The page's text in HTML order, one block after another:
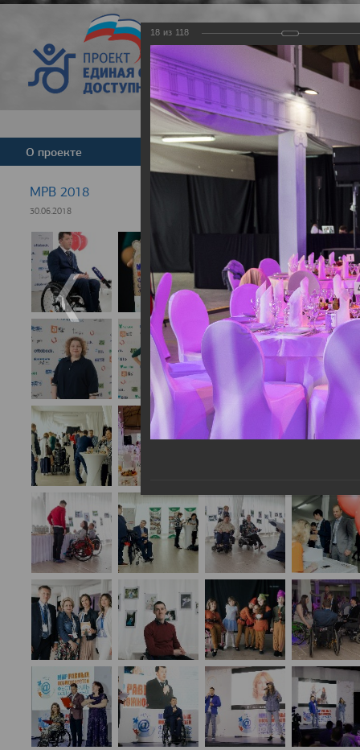
Версия для
О проекте Команда Новости
МРВ 2018
30.06.2018
18 из 118